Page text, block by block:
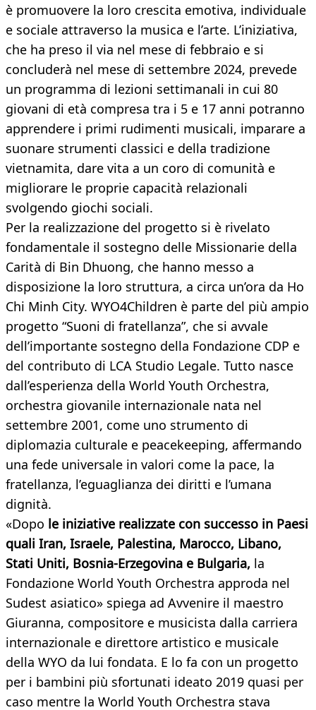
è promuovere la loro crescita emotiva, individuale
e sociale attraverso la musica e l’arte. L’iniziativa,
che ha preso il via nel mese di febbraio e si
concluderà nel mese di settembre 2024, prevede
un programma di lezioni settimanali in cui 80
giovani di età compresa tra i 5 e 17 anni potranno
apprendere i primi rudimenti musicali, imparare a
suonare strumenti classici e della tradizione
vietnamita, dare vita a un coro di comunità e
migliorare le proprie capacità relazionali
svolgendo giochi sociali.
Per la realizzazione del progetto si è rivelato
fondamentale il sostegno delle Missionarie della
Carità di Bin Dhuong, che hanno messo a
disposizione la loro struttura, a circa un’ora da Ho
Chi Minh City. WYO4Children è parte del più ampio
progetto “Suoni di fratellanza”, che si avvale
dell’importante sostegno della Fondazione CDP e
del contributo di LCA Studio Legale. Tutto nasce
dall’esperienza della World Youth Orchestra,
orchestra giovanile internazionale nata nel
settembre 2001, come uno strumento di
diplomazia culturale e peacekeeping, affermando
una fede universale in valori come la pace, la
fratellanza, l’eguaglianza dei diritti e l’umana
dignità.
«Dopo le iniziative realizzate con successo in Paesi
quali Iran, Israele, Palestina, Marocco, Libano,
Stati Uniti, Bosnia-Erzegovina e Bulgaria, la
Fondazione World Youth Orchestra approda nel
Sudest asiatico» spiega ad Avvenire il maestro
Giuranna, compositore e musicista dalla carriera
internazionale e direttore artistico e musicale
della WYO da lui fondata. E lo fa con un progetto
per i bambini più sfortunati ideato 2019 quasi per
caso mentre la World Youth Orchestra stava